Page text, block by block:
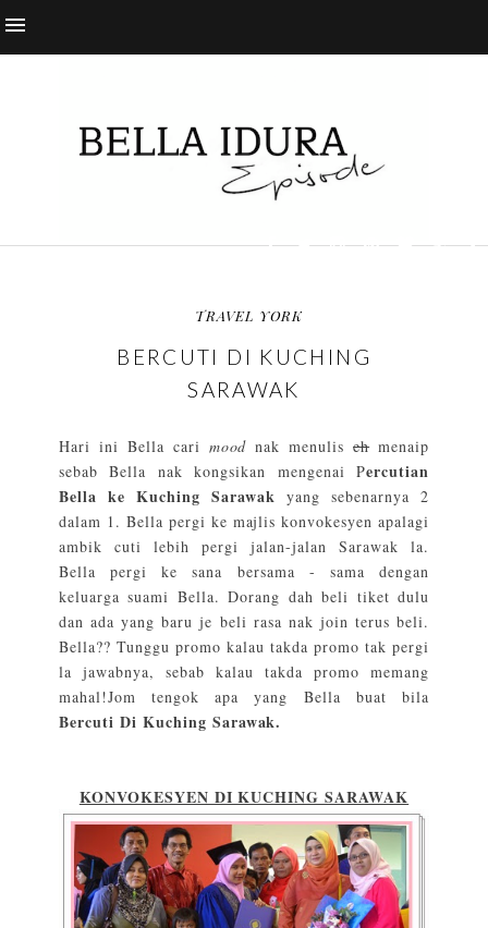
TRAVEL YORK
BERCUTI DI KUCHING
SARAWAK
Hari ini Bella cari mood nak menulisehmenaip
sebab Bella nak kongsikan mengenai Percutian
Bella ke Kuching Sarawak yang sebenarnya 2
dalam 1. Bella pergi ke majlis konvokesyen apalagi
ambik cuti lebih pergi jalan-jalan Sarawak la.
Bella pergi ke sana bersama - sama dengan
keluarga suami Bella. Dorang dah beli tiket dulu
dan ada yang baru je beli rasa nak join terus beli.
Bella?? Tunggu promo kalau takda promo tak pergi
la jawabnya, sebab kalau takda promo memang
mahal!Jom tengok apa yang Bella buat bila
Bercuti Di Kuching Sarawak.
KONVOKESYEN DI KUCHING SARAWAK